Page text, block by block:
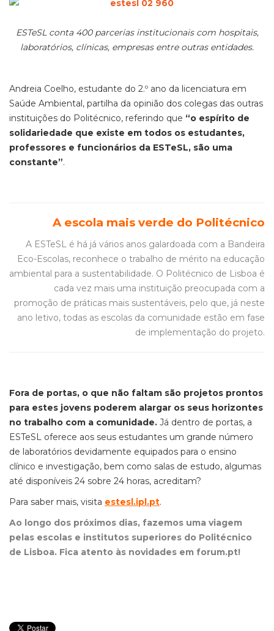
ESTeSL conta 400 parcerias institucionais com hospitais,
laboratórios, clínicas, empresas entre outras entidades.
Andreia Coelho, estudante do 2.º ano da licenciatura em
Saúde Ambiental, partilha da opinião dos colegas das outras
instituições do Politécnico, referindo que “o espírito de
solidariedade que existe em todos os estudantes,
professores e funcionários da ESTeSL, são uma
constante”.
A escola mais verde do Politécnico
A ESTeSL é há já vários anos galardoada com a Bandeira
Eco-Escolas, reconhece o trabalho de mérito na educação
ambiental para a sustentabilidade. O Politécnico de Lisboa é
cada vez mais uma instituição preocupada com a
promoção de práticas mais sustentáveis, pelo que, já neste
ano letivo, todas as escolas da comunidade estão em fase
de implementação do projeto.
Fora de portas, o que não faltam são projetos prontos
para estes jovens poderem alargar os seus horizontes
no trabalho com a comunidade. Já dentro de portas, a
ESTeSL oferece aos seus estudantes um grande número
de laboratórios devidamente equipados para o ensino
clínico e investigação, bem como salas de estudo, algumas
até disponíveis 24 sobre 24 horas, acreditam?
Para saber mais, visita estesl.ipl.pt.
Ao longo dos próximos dias, fazemos uma viagem
pelas escolas e institutos superiores do Politécnico
de Lisboa. Fica atento às novidades em forum.pt!